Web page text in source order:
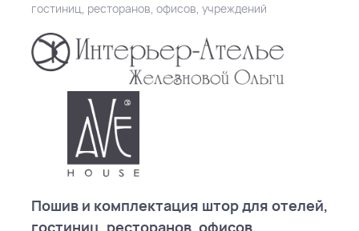
гостиниц, ресторанов, офисов, учреждений
Пошив и комплектация штор для отелей,
гостиниц, ресторанов, офисов,